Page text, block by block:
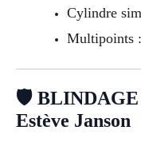
Cylindre
Multipoints
🛡 BLINDAGE
Estève Janson